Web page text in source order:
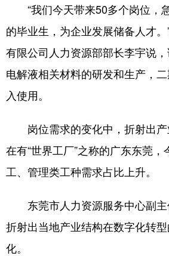
“我们今天带来50多个岗位，
的毕业生，为企业发展储备人才
有限公司人力资源部部长李宇说
电解液相关材料的研发和生产，
入使用。
岗位需求的变化中，折射出产
在有“世界工厂”之称的广东东莞
工、管理类工种需求占比上升。
东莞市人力资源服务中心副主
折射出当地产业结构在数字化转
化。